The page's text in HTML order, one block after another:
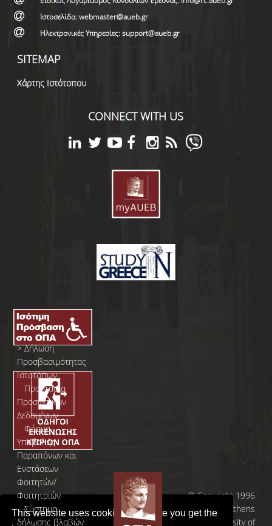
This website uses cookies to ensure you get the
Ιστοσελίδα: webmaster@aueb.gr
Ηλεκτρονικές Υπηρεσίες: support@aueb.gr
SITEMAP
Χάρτης Ιστότοπου
CONNECT WITH US
>Δήλωση
Προσβασιμότητας
Ιστοτόπων
Προστασία
Προσωπικών
Δεδομένων
Φόρμα
Yποβολής
Παραπόνων και
Ενστάσεων
Φοιτητών/
Φοιτητριών
>Σύστημα
δήλωσης βλαβών
© Copyright 1996
- 2026 | Athens
University of